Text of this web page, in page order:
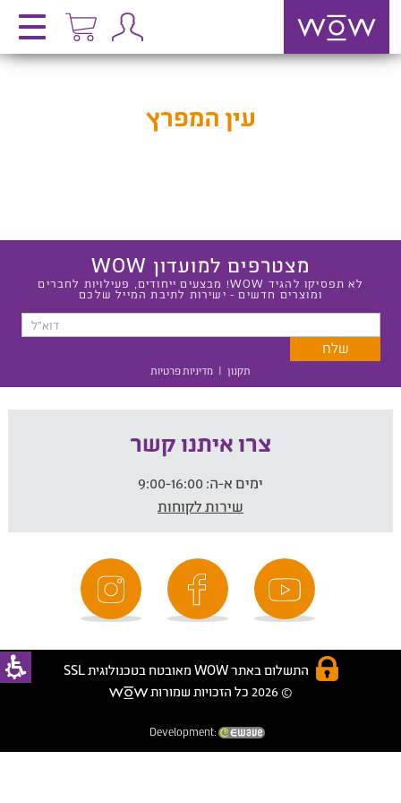
עין המפרץ
מצטרפים למועדון WOW
לא תפסיקו להגיד WOW! מבצעים ייחודים, פעילויות לחברים
ומוצרים חדשים - ישירות לתיבת המייל שלכם
תקנון | מדיניות פרטיות
צרו איתנו קשר
ימים א-ה:
שירות לקוחות
התשלום באתר WOW מאובטח בטכנולוגית SSL
© 2026 כל הזכויות שמורות
Development: